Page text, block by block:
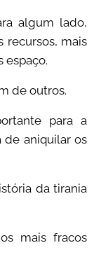
algum lado,
recursos, mais
espaço.
de outros.
para a
de aniquilar os
da tirania
mais fracos